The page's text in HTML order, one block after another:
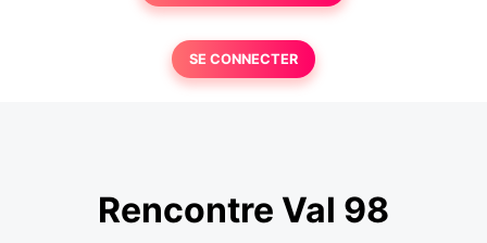
SE CONNECTER
Rencontre Val 98